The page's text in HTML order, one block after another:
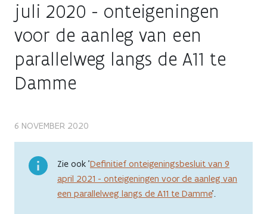
juli 2020 - onteigeningen
voor de aanleg van een
parallelweg langs de A11 te
Damme
Openbaar
onderzoek
voorlopig
6 NOVEMBER 2020
Zie ook 'Definitief onteigeningsbesluit van 9
april 2021 - onteigeningen voor de aanleg van
een parallelweg langs de A11 te Damme'.